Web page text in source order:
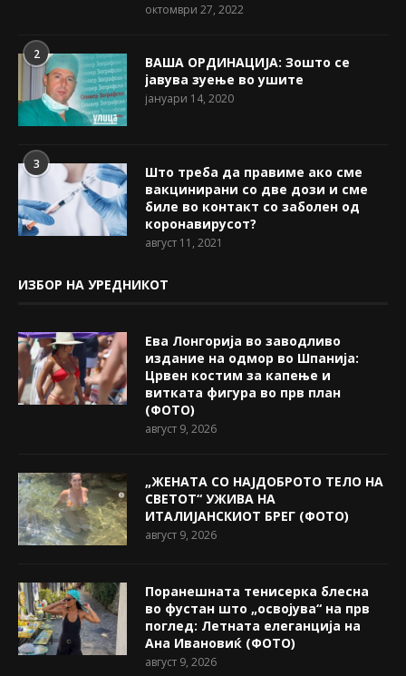
октомври 27, 2022
2
ВАША ОРДИНАЦИЈА: Зошто се
јавува зуење во ушите
јануари 14, 2020
3
Што треба да правиме ако сме
вакцинирани со две дози и сме
биле во контакт со заболен од
коронавирусот?
август 11, 2021
ИЗБОР НА УРЕДНИКОТ
Ева Лонгорија во заводливо
издание на одмор во Шпанија:
Црвен костим за капење и
витката фигура во прв план
(ФОТО)
август 9, 2026
„ЖЕНАТА СО НАЈДОБРОТО ТЕЛО НА
СВЕТОТ“ УЖИВА НА
ИТАЛИЈАНСКИОТ БРЕГ (ФОТО)
август 9, 2026
Поранешната тенисерка блесна
во фустан што „освојува“ на прв
поглед: Летната елеганција на
Ана Ивановиќ (ФОТО)
август 9, 2026